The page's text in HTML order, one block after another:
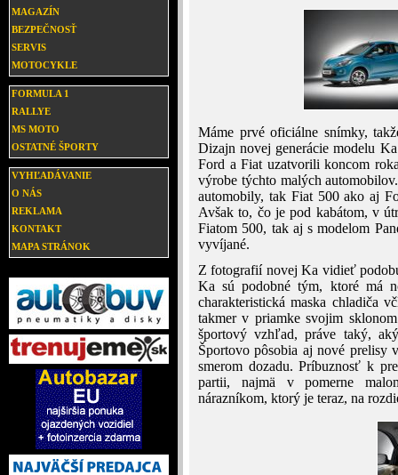
MAGAZÍN
BEZPEČNOSŤ
SERVIS
MOTOCYKLE
FORMULA 1
RALLYE
MS MOTO
OSTATNÉ ŠPORTY
VYHĽADÁVANIE
O NÁS
REKLAMA
KONTAKT
MAPA STRÁNOK
Máme prvé oficiálne snímky,
Dizajn novej generácie modelu
Ford a Fiat uzatvorili koncom
výrobe týchto malých
automobily, tak Fiat 500 ako aj
Avšak to, čo je pod kabátom, v
Fiatom 500, tak aj s modelom
vyvíjané.
Z fotografií novej Ka vidieť
Ka sú podobné tým, ktoré má
charakteristická maska chladiča
takmer v priamke svojim
športový vzhľad, práve taký,
Športovo pôsobia aj nové prelisy
smerom dozadu. Príbuznosť k
partii, najmä v pomerne
nárazníkom, ktorý je teraz, na